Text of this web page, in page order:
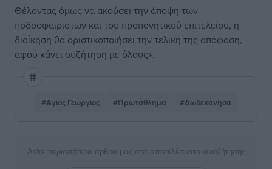
Θέλοντας όμως να ακούσει την άποψη των
ποδοσφαιριστών και του προπονητικού επιτελείου, η
διοίκηση θα οριστικοποιήσει την τελική της απόφαση,
αφού κάνει συζήτηση με όλους».
#Άγιος Γεώργιος #Πρωτάθλημα #Δωδεκάνησα
Δείτε περισσότερα άρθρα μας στα αποτελέσματα αναζήτησης